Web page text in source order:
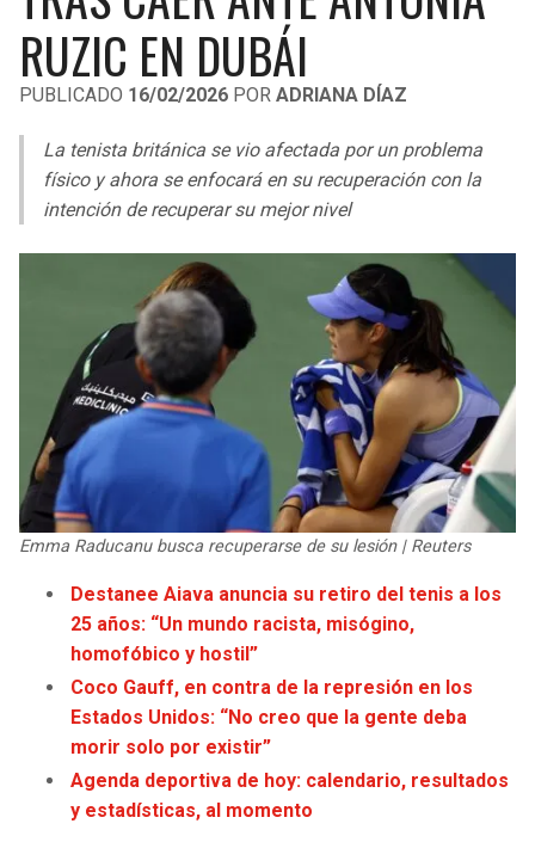
LIGA DE EXPANSIÓN MX
LEAGUES CUP
UEFA EUROPA LEAGUE
UEFA CONFERENCE LEAGUE
COPA LIBERTADORES
COPA SUDAMERICANA
OTRAS LIGAS
RUZIC EN DUBÁI
PUBLICADO 16/02/2026 POR ADRIANA DÍAZ
La tenista británica se vio afectada por un problema
físico y ahora se enfocará en su recuperación con la
intención de recuperar su mejor nivel
Emma Raducanu busca recuperarse de su lesión | Reuters
Destanee Aiava anuncia su retiro del tenis a los
25 años: “Un mundo racista, misógino,
homofóbico y hostil”
Coco Gauff, en contra de la represión en los
Estados Unidos: “No creo que la gente deba
morir solo por existir”
Agenda deportiva de hoy: calendario, resultados
y estadísticas, al momento